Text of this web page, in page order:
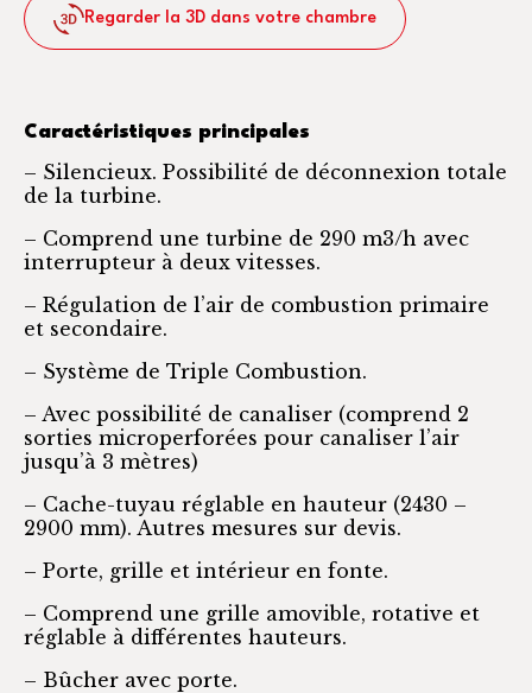
Regarder la 3D dans votre chambre
Caractéristiques principales
– Silencieux. Possibilité de déconnexion totale
de la turbine.
– Comprend une turbine de 290 m3/h avec
interrupteur à deux vitesses.
– Régulation de l’air de combustion primaire
et secondaire.
– Système de Triple Combustion.
– Avec possibilité de canaliser (comprend 2
sorties microperforées pour canaliser l’air
jusqu’à 3 mètres)
– Cache-tuyau réglable en hauteur (2430 –
2900 mm). Autres mesures sur devis.
– Porte, grille et intérieur en fonte.
– Comprend une grille amovible, rotative et
réglable à différentes hauteurs.
– Bûcher avec porte.